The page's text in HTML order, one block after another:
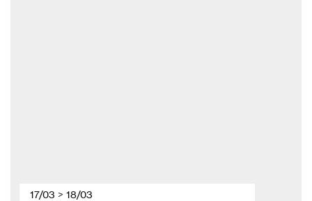
17/03 > 18/03